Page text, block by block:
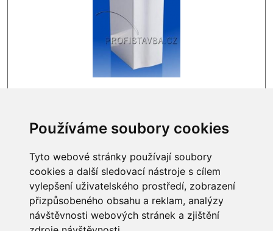
Používáme soubory cookies
Tyto webové stránky používají soubory
cookies a další sledovací nástroje s cílem
vylepšení uživatelského prostředí, zobrazení
přizpůsobeného obsahu a reklam, analýzy
návštěvnosti webových stránek a zjištění
INFORMACE
Obchodní podmínky